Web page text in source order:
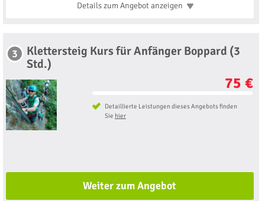
Details zum Angebotanzeigen
3
Klettersteig Kurs für Anfänger Boppard (3
Std.)
75 €
Detaillierte Leistungen dieses Angebots finden
Sie hier
Weiter zum Angebot